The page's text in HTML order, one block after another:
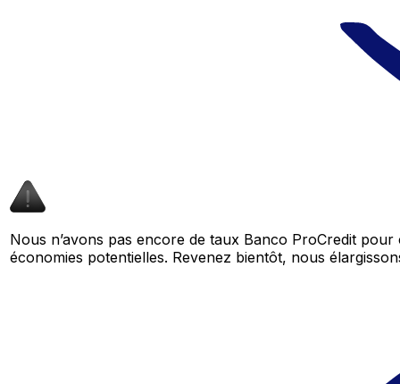
Nous n’avons pas encore de taux Banco ProCredit
économies potentielles. Revenez bientôt, nous